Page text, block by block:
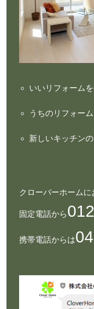
いいリフォーム
うちのリフォー
新しいキッチン
クローバーホーム
固定電話から
携帯電話からは